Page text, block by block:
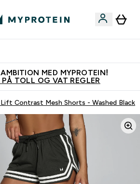
MED MYPROTEIN!
TOLL OG VAT REGLER
Lift Contrast Mesh Shorts - Washed Black